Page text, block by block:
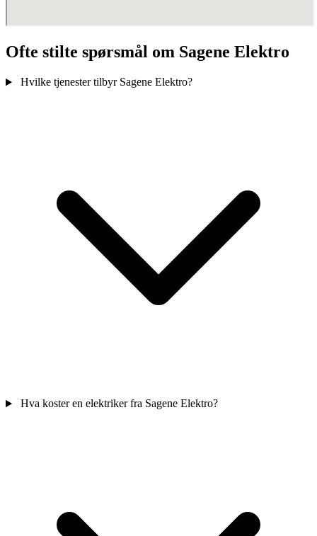
Ofte stilte spørsmål om Sagene Elektro
Hvilke tjenester tilbyr Sagene Elektro?
Hva koster en elektriker fra Sagene Elektro?